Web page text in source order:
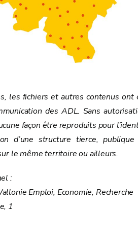
les fichiers et autres contenus ont
des ADL. Sans
façon être reproduits pour
d’une structure tierce, publique
le même territoire ou ailleurs.
:
Emploi, Economie, Recherche
1